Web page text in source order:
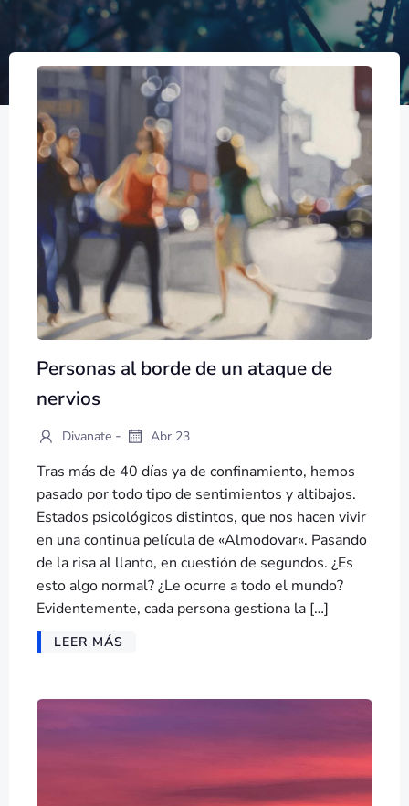
Personas al borde de un ataque de
nervios
Divanate - Abr 23
Tras más de 40 días ya de confinamiento, hemos
pasado por todo tipo de sentimientos y altibajos.
Estados psicológicos distintos, que nos hacen vivir
en una continua película de «Almodovar«. Pasando
de la risa al llanto, en cuestión de segundos. ¿Es
esto algo normal? ¿Le ocurre a todo el mundo?
Evidentemente, cada persona gestiona la […]
LEER MÁS